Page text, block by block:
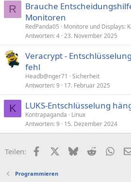
R
Brauche
Monitoren
RedPanda05
Monitore und Displays:
Antworten 4 23. November 2025
Veracrypt -
fehl
Headb@nger71
Sicherheit
Antworten 9 17. Februar 2025
K LUKS-Entschlüsselung
Kontrapaganda
Linux
Antworten 9 15. Dezember 2024
Teilen: FacebookX (Twitter)
BlueskyReddit
Programmieren